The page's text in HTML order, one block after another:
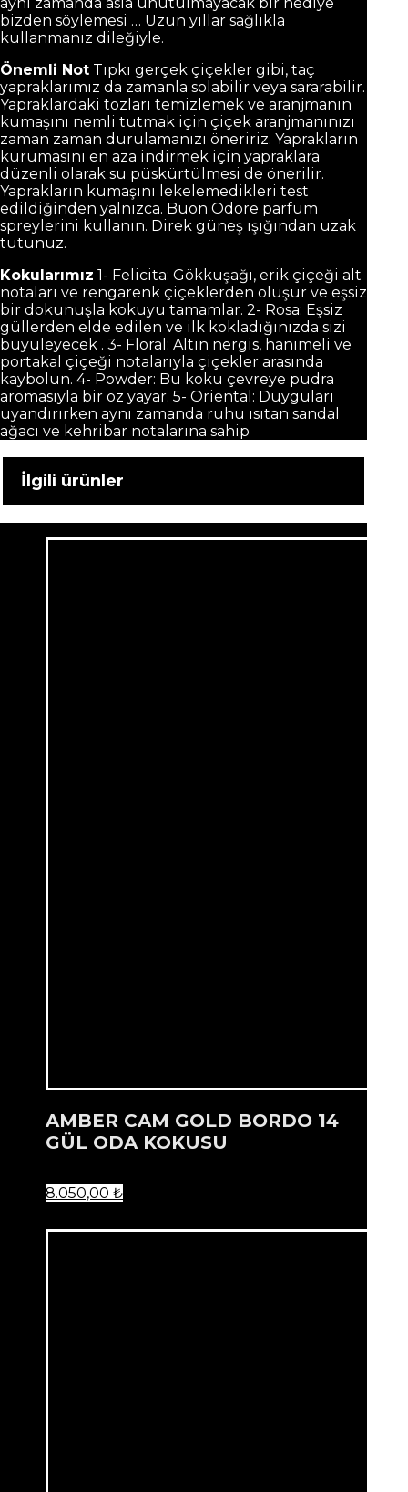
bizden söylemesi … Uzun yıllar sağlıkla
kullanmanız dileğiyle.
Önemli Not Tıpkı gerçek çiçekler gibi, taç
yapraklarımız da zamanla solabilir veya sararabilir.
Yapraklardaki tozları temizlemek ve aranjmanın
kumaşını nemli tutmak için çiçek aranjmanınızı
zaman zaman durulamanızı öneririz. Yaprakların
kurumasını en aza indirmek için yapraklara
düzenli olarak su püskürtülmesi de önerilir.
Yaprakların kumaşını lekelemedikleri test
edildiğinden yalnızca. Buon Odore parfüm
spreylerini kullanın. Direk güneş ışığından uzak
tutunuz.
Kokularımız 1- Felicita: Gökkuşağı, erik çiçeği alt
notaları ve rengarenk çiçeklerden oluşur ve eşsiz
bir dokunuşla kokuyu tamamlar. 2- Rosa: Eşsiz
güllerden elde edilen ve ilk kokladığınızda sizi
büyüleyecek . 3- Floral: Altın nergis, hanımeli ve
portakal çiçeği notalarıyla çiçekler arasında
kaybolun. 4- Powder: Bu koku çevreye pudra
aromasıyla bir öz yayar. 5- Oriental: Duyguları
uyandırırken aynı zamanda ruhu ısıtan sandal
ağacı ve kehribar notalarına sahip
İlgili ürünler
AMBER CAM GOLD BORDO 14
GÜL ODA KOKUSU
8.050,00 ₺